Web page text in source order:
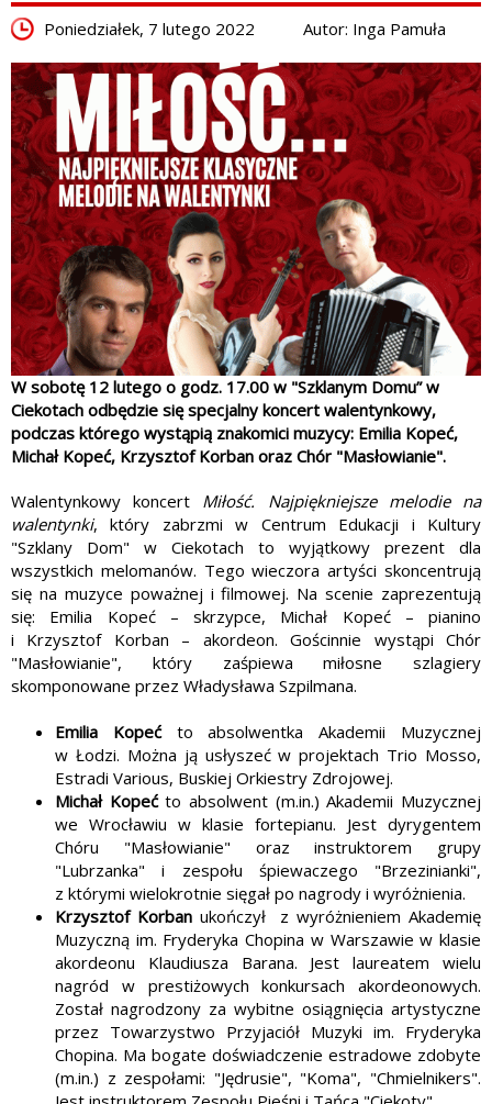
Poniedziałek, 7 lutego 2022 Autor: Inga Pamuła
W sobotę 12 lutego o godz. 17.00 w "Szklanym Domu” w
Ciekotach odbędzie się specjalny koncert walentynkowy,
podczas którego wystąpią znakomici muzycy: Emilia Kopeć,
Michał Kopeć, Krzysztof Korban oraz Chór "Masłowianie".
Walentynkowy koncert Miłość. Najpiękniejsze melodie na
walentynki, który zabrzmi w Centrum Edukacji i Kultury
"Szklany Dom" w Ciekotach to wyjątkowy prezent dla
wszystkich melomanów. Tego wieczora artyści skoncentrują
się na muzyce poważnej i filmowej. Na scenie zaprezentują
się: Emilia Kopeć – skrzypce, Michał Kopeć – pianino
i Krzysztof Korban – akordeon. Gościnnie wystąpi Chór
"Masłowianie", który zaśpiewa miłosne szlagiery
skomponowane przez Władysława Szpilmana.
Emilia Kopećto absolwentka Akademii Muzycznej
w Łodzi. Można ją usłyszeć w projektach Trio Mosso,
Estradi Various, Buskiej Orkiestry Zdrojowej.
Michał Kopećto absolwent (m.in.) Akademii Muzycznej
we Wrocławiu w klasie fortepianu. Jest dyrygentem
Chóru "Masłowianie" oraz instruktorem grupy
"Lubrzanka" i zespołu śpiewaczego "Brzezinianki",
z którymi wielokrotnie sięgał po nagrody i wyróżnienia.
Krzysztof Korbanukończył z wyróżnieniem Akademię
Muzyczną im. Fryderyka Chopina w Warszawie w klasie
akordeonu Klaudiusza Barana. Jest laureatem wielu
nagród w prestiżowych konkursach akordeonowych.
Został nagrodzony za wybitne osiągnięcia artystyczne
przez Towarzystwo Przyjaciół Muzyki im. Fryderyka
Chopina. Ma bogate doświadczenie estradowe zdobyte
(m.in.) z zespołami: "Jędrusie", "Koma", "Chmielnikers".